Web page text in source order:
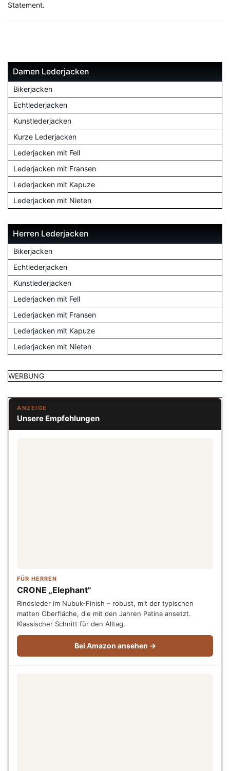
Statement.
Damen Lederjacken
Bikerjacken
Echtlederjacken
Kunstlederjacken
Kurze Lederjacken
Lederjacken mit Fell
Lederjacken mit Fransen
Lederjacken mit Kapuze
Lederjacken mit Nieten
Herren Lederjacken
Bikerjacken
Echtlederjacken
Kunstlederjacken
Lederjacken mit Fell
Lederjacken mit Fransen
Lederjacken mit Kapuze
Lederjacken mit Nieten
WERBUNG
ANZEIGE
Unsere Empfehlungen
FÜR HERREN
CRONE „Elephant"
Rindsleder im Nubuk-Finish – robust, mit der typischen
matten Oberfläche, die mit den Jahren Patina ansetzt.
Klassischer Schnitt für den Alltag.
Bei Amazon ansehen →